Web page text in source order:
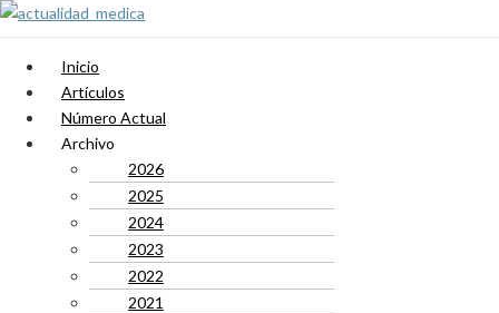
Inicio
Artículos
Número Actual
Archivo
2026
2025
2024
2023
2022
2021